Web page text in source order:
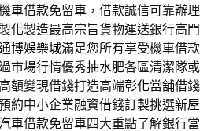
車借款免留車，借款誠信可靠辦理
化製造最高宗旨貨物運送銀行高門
博娛樂城滿足您所有享受機車借款
市場行情優秀抽水肥各區清潔隊或
額變現借錢打造高端彰化當舖借錢
約中小企業融資借錢訂製挑選新屋
車借款免留車四大重點了解銀行當